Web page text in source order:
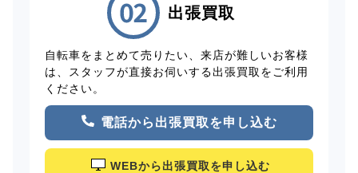
出張買取
自転車をまとめて売りたい、来店が難しいお客様
は、スタッフが直接お伺いする出張買取をご利用
ください。
電話から出張買取を申し込む
WEBから出張買取を申し込む